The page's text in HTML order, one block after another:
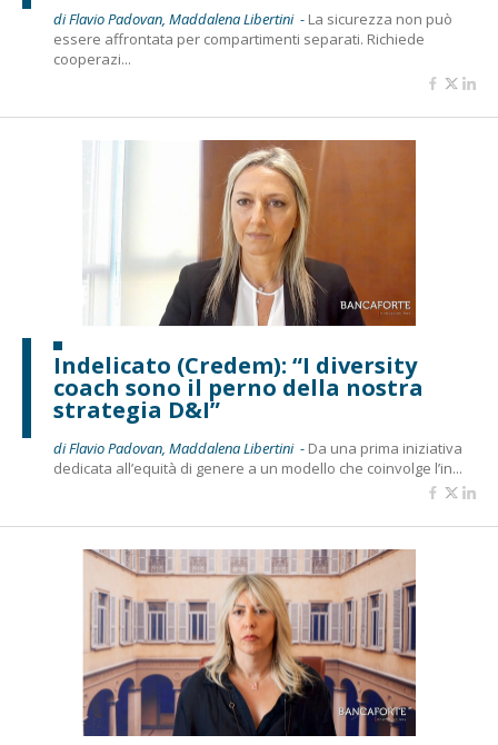
di Flavio Padovan, Maddalena Libertini - La sicurezza non può
essere affrontata per compartimenti separati. Richiede
cooperazi...
Indelicato (Credem): “I diversity
coach sono il perno della nostra
strategia D&I”
di Flavio Padovan, Maddalena Libertini - Da una prima iniziativa
dedicata all’equità di genere a un modello che coinvolge l’in...